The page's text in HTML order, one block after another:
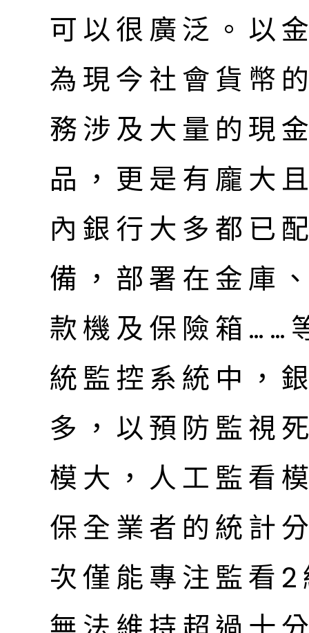
可以很廣泛。以
為現今社會貨幣
務涉及大量的現
品，更是有龐大
內銀行大多都已
備，部署在金庫
款機及保險箱……
統監控系統中，
多，以預防監視
模大，人工監看
保全業者的統計
次僅能專注監看